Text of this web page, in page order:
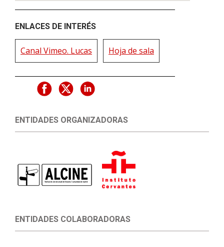
ENLACES DE INTERÉS
Canal Vimeo. Lucas Hoja de sala
ENTIDADES ORGANIZADORAS
ENTIDADES COLABORADORAS